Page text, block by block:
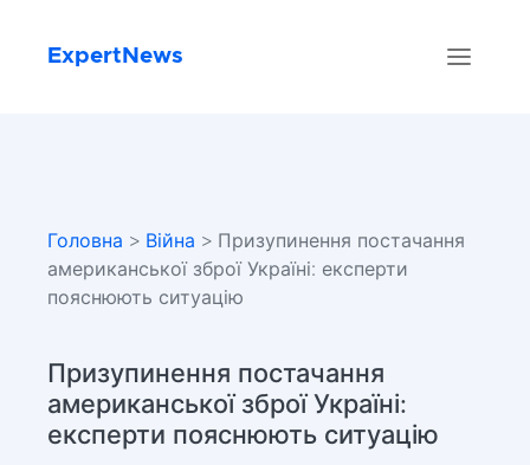
ExpertNews
Головна > Війна > Призупинення постачання
американської зброї Україні: експерти
пояснюють ситуацію
Призупинення постачання
американської зброї Україні:
експерти пояснюють ситуацію